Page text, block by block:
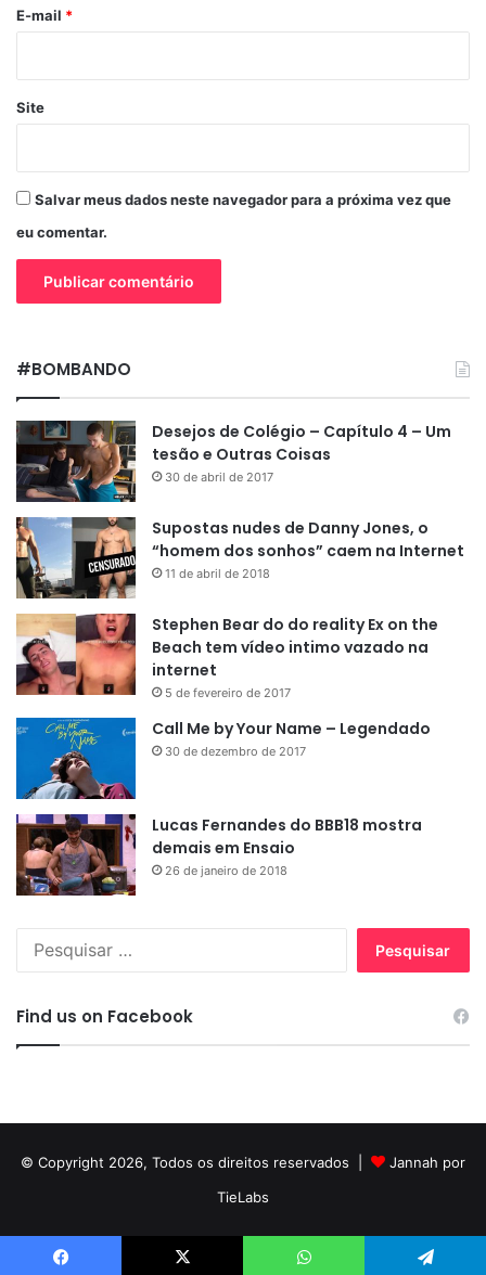
*
E-mail *
Site
Salvar meus dados neste navegador para a próxima vez que
eu comentar.
#BOMBANDO
Desejos de Colégio – Capítulo 4 – Um
tesão e Outras Coisas
30 de abril de 2017
Supostas nudes de Danny Jones, o
“homem dos sonhos” caem na Internet
11 de abril de 2018
Stephen Bear do do reality Ex on the
Beach tem vídeo intimo vazado na
internet
5 de fevereiro de 2017
Call Me by Your Name – Legendado
30 de dezembro de 2017
Lucas Fernandes do BBB18 mostra
demais em Ensaio
26 de janeiro de 2018
Find us on Facebook
© Copyright 2026, Todos os direitos reservados |
Jannah por
TieLabs